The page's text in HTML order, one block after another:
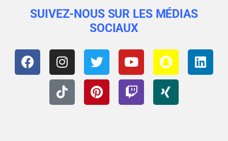
SUIVEZ-NOUS SUR LES MÉDIAS
SOCIAUX